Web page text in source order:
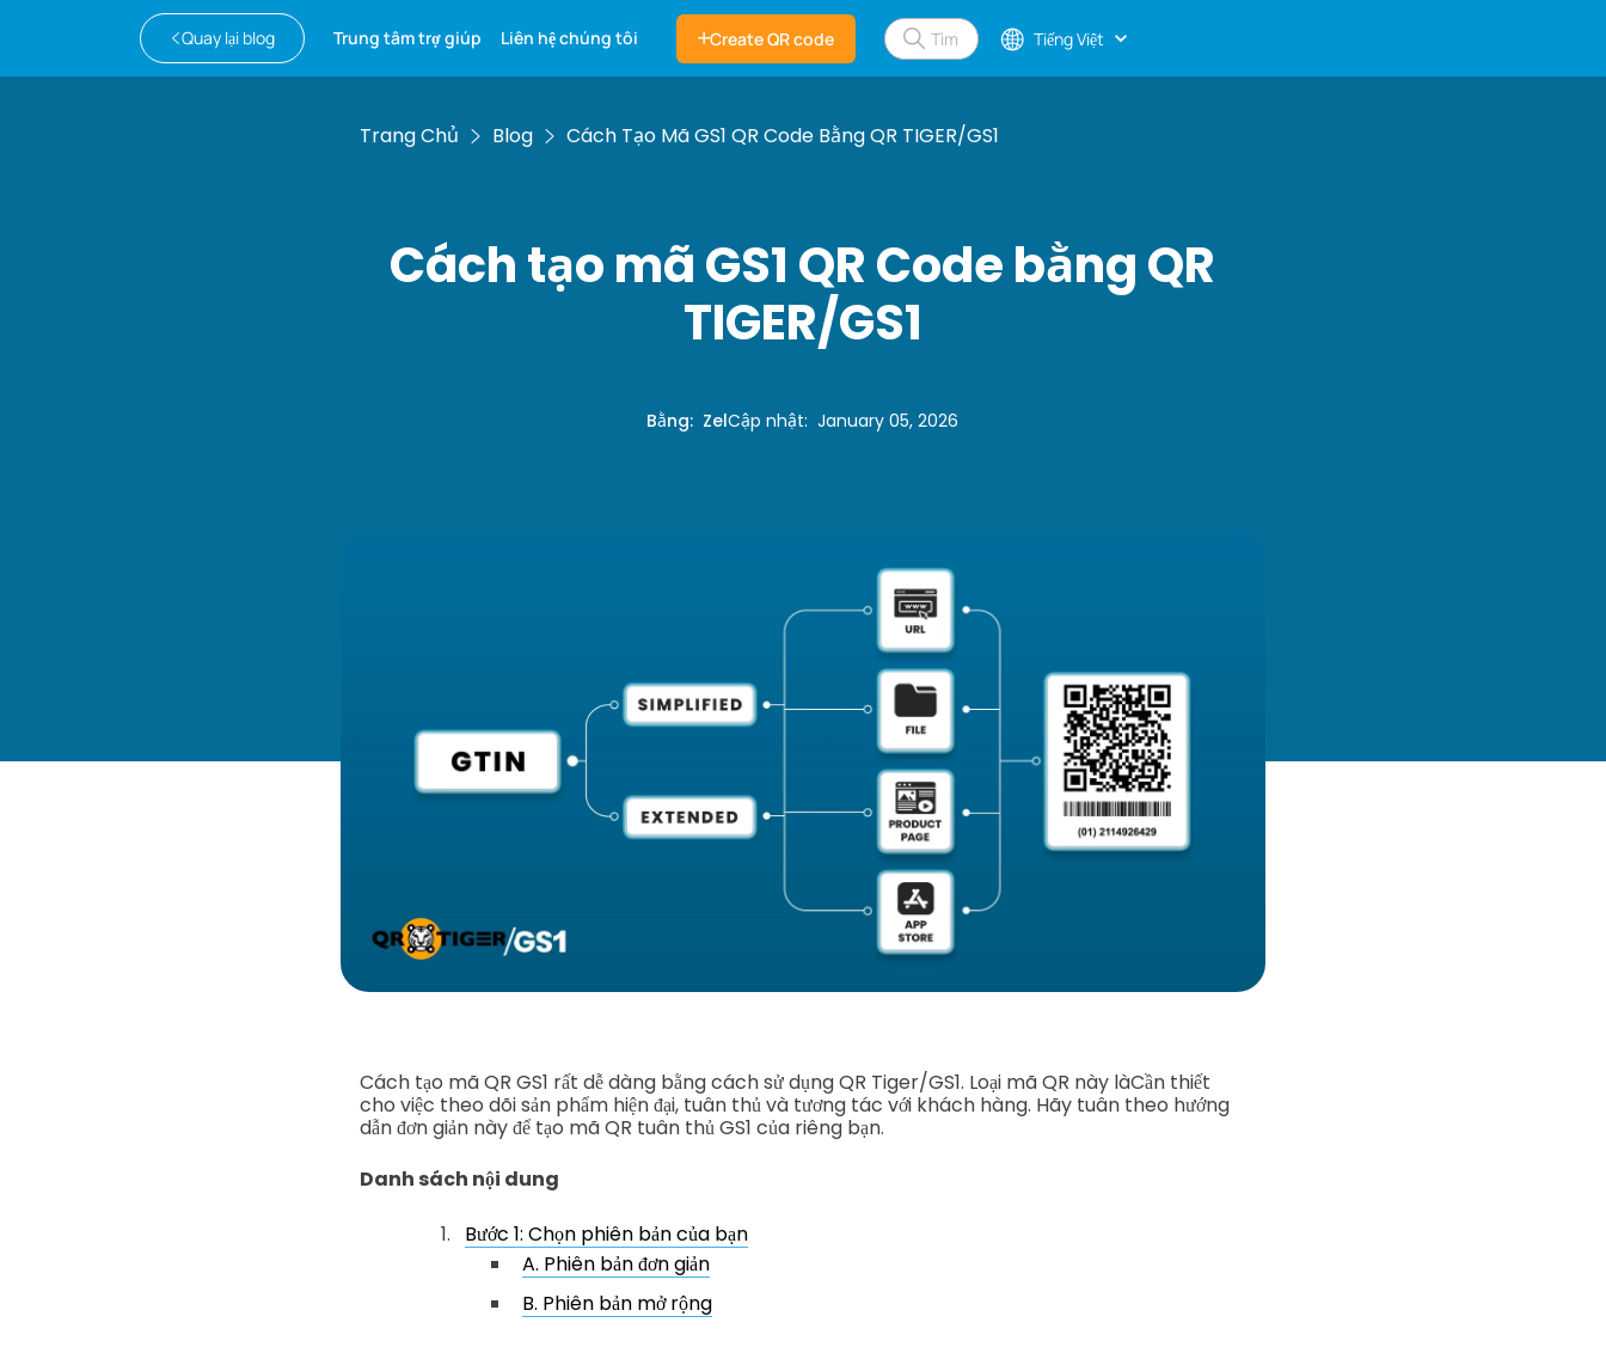
Quay lại blog Trung tâm trợ giúp Liên hệ chúng tôi Create QR code Tiếng Việt
Trang Chủ Blog Cách Tạo Mã GS1 QR Code Bằng QR TIGER/GS1
Cách tạo mã GS1 QR Code bằng QR
TIGER/GS1
Bằng: ZelCập nhật:January 05, 2026
Cách tạo mã QR GS1 rất dễ dàng bằng cách sử dụng QR Tiger/GS1. Loại mã QR này làCần thiết
cho việc theo dõi sản phẩm hiện đại, tuân thủ và tương tác với khách hàng. Hãy tuân theo hướng
dẫn đơn giản này để tạo mã QR tuân thủ GS1 của riêng bạn.
Danh sách nội dung
Bước 1: Chọn phiên bản của bạn
A. Phiên bản đơn giản
B. Phiên bản mở rộng